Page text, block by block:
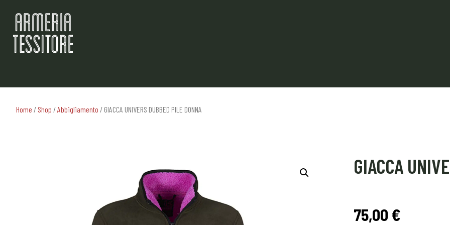
Home / Shop /Abbigliamento / GIACCA UNIVERS DUBBED PILE DONNA
GIACCA
75,00 €